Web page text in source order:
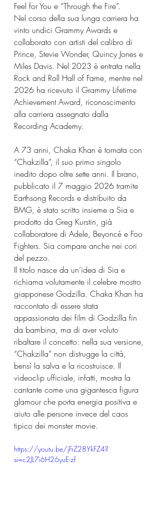
Feel for You e “Through the Fire”.
Nel corso della sua lunga carriera ha
vinto undici Grammy Awards e
collaborato con artisti del calibro di
Prince, Stevie Wonder, Quincy Jones e
Miles Davis. Nel 2023 è entrata nella
Rock and Roll Hall of Fame, mentre nel
2026 ha ricevuto il Grammy Lifetime
Achievement Award, riconoscimento
alla carriera assegnato dalla
Recording Academy.
A 73 anni, Chaka Khan è tornata con
“Chakzilla”, il suo primo singolo
inedito dopo oltre sette anni. Il brano,
pubblicato il 7 maggio 2026 tramite
Earthsong Records e distribuito da
BMG, è stato scritto insieme a Sia e
prodotto da Greg Kurstin, già
collaboratore di Adele, Beyoncé e Foo
Fighters. Sia compare anche nei cori
del pezzo.
Il titolo nasce da un’idea di Sia e
richiama volutamente il celebre mostro
giapponese Godzilla. Chaka Khan ha
raccontato di essere stata
appassionata dei film di Godzilla fin
da bambina, ma di aver voluto
ribaltare il concetto: nella sua versione,
“Chakzilla” non distrugge la città,
bensì la salva e la ricostruisce. Il
videoclip ufficiale, infatti, mostra la
cantante come una gigantesca figura
glamour che porta energia positiva e
aiuto alle persone invece del caos
tipico dei monster movie.
https://youtu.be/jFrZ28YkFZ4?
si=c2JL7i6H26yuE-zf